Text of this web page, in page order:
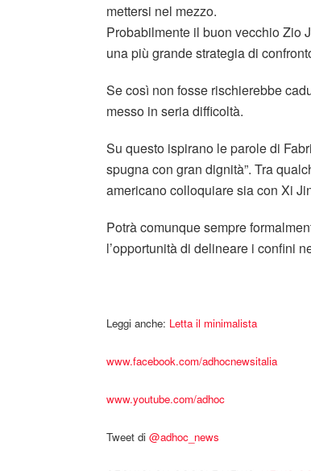
mettersi nel mezzo.
Probabilmente il buon vecchio Zio
una più grande strategia di
Se così non fosse rischierebbe
messo in seria difficoltà.
Su questo ispirano le parole di
spugna con gran dignità”. Tra
americano colloquiare sia con Xi
Potrà comunque sempre
l’opportunità di delineare i confini
Leggi anche: Letta il minimalista
www.facebook.com/adhocnewsitalia
www.youtube.com/adhoc
Tweet di ‎@adhoc_news